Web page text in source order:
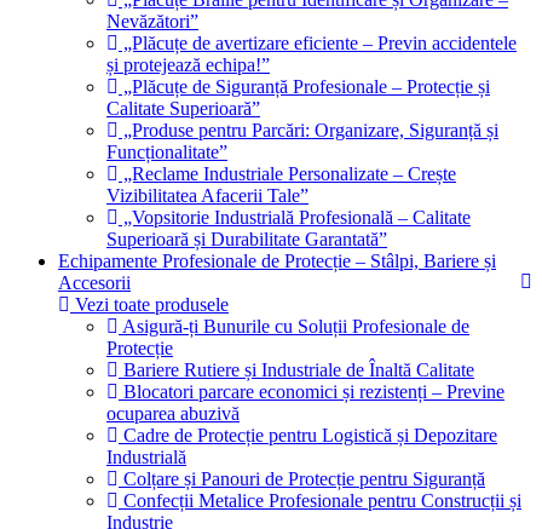
Nevăzători”
„Plăcuțe de avertizare eficiente – Previn accidentele
și protejează echipa!”
„Plăcuțe de Siguranță Profesionale – Protecție și
Calitate Superioară”
„Produse pentru Parcări: Organizare, Siguranță și
Funcționalitate”
„Reclame Industriale Personalizate – Crește
Vizibilitatea Afacerii Tale”
„Vopsitorie Industrială Profesională – Calitate
Superioară și Durabilitate Garantată”
Echipamente Profesionale de Protecție – Stâlpi, Bariere și
Accesorii
Vezi toate produsele
Asigură-ți Bunurile cu Soluții Profesionale de
Protecție
Bariere Rutiere și Industriale de Înaltă Calitate
Blocatori parcare economici și rezistenți – Previne
ocuparea abuzivă
Cadre de Protecție pentru Logistică și Depozitare
Industrială
Colțare și Panouri de Protecție pentru Siguranță
Confecții Metalice Profesionale pentru Construcții și
Industrie